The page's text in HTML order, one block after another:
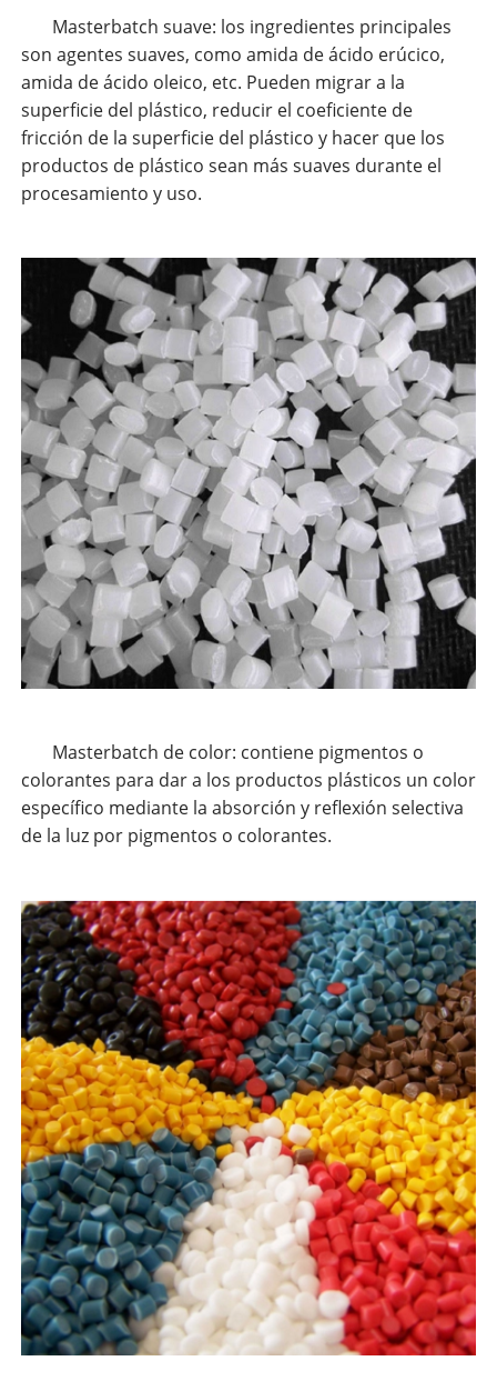
Masterbatch suave: los ingredientes principales
son agentes suaves, como amida de ácido erúcico,
amida de ácido oleico, etc. Pueden migrar a la
superficie del plástico, reducir el coeficiente de
fricción de la superficie del plástico y hacer que los
productos de plástico sean más suaves durante el
procesamiento y uso.
Masterbatch de color: contiene pigmentos o
colorantes para dar a los productos plásticos un color
específico mediante la absorción y reflexión selectiva
de la luz por pigmentos o colorantes.